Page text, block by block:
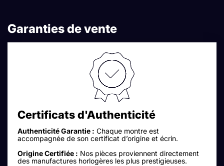
Garanties de vente
Certificats d'Authenticité
Authenticité Garantie : Chaque montre est
accompagnée de son certificat d’origine et écrin.
Origine Certifiée : Nos pièces proviennent directement
des manufactures horlogères les plus prestigieuses.